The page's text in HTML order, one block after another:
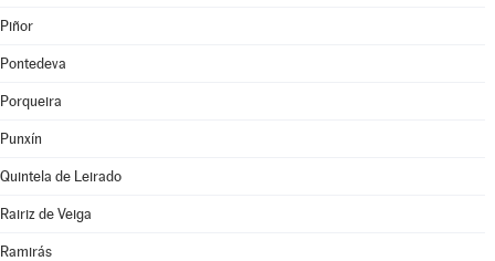
Piñor
Pontedeva
Porqueira
Punxín
Quintela de Leirado
Rairiz de Veiga
Ramirás